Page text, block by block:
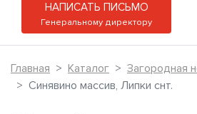
НАПИСАТЬ ПИСЬМО
Генеральному директору
Главная Каталог
Загородная
Синявино массив, Липки снт.